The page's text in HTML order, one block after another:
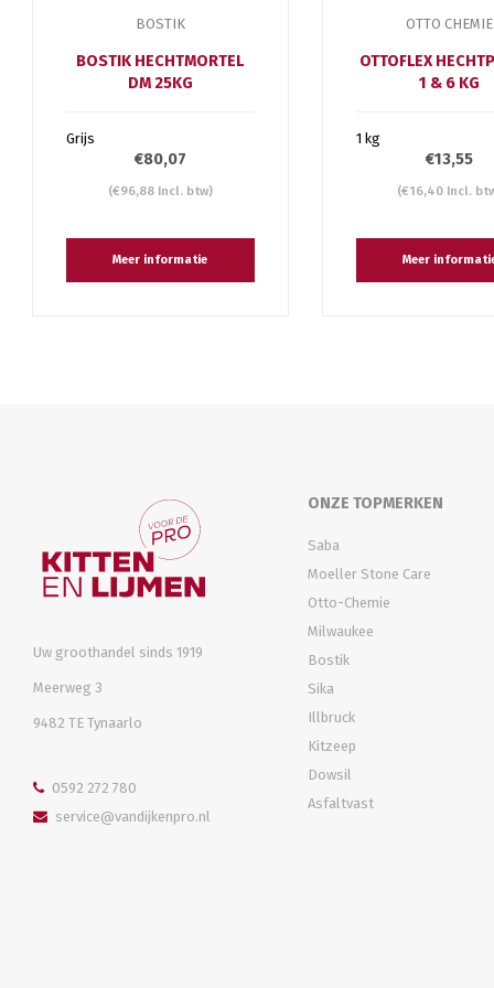
BOSTIK
BOSTIK HECHTMORTEL
DM 25KG
Grijs
€80,07
(€96,88 Incl. btw)
Meer informatie
OTTO CHEMIE
OTTOFLEX
1 & 6 KG
1 kg
€13,55
(€16,40 Incl.
Meer
Uw groothandel sinds 1919
Meerweg 3
9482 TE Tynaarlo
0592 272 780
service@vandijkenpro.nl
ONZE TOPMERKEN
Saba
Moeller Stone Care
Otto-Chemie
Milwaukee
Bostik
Sika
Illbruck
Kitzeep
Dowsil
Asfaltvast